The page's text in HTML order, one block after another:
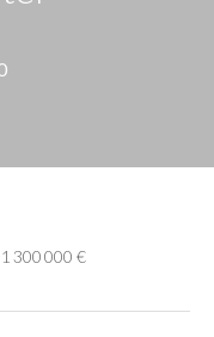
300 000 €